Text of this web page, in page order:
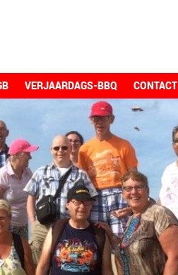
VERJAARDAGS-BBQ CONTACT